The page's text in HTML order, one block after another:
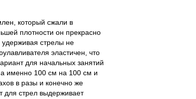
который сжали в
плотности он прекрасно
стрелы не
эластичен, что
для начальных занятий
именно 100 см на 100 см и
в разы и конечно же
для стрел выдерживает